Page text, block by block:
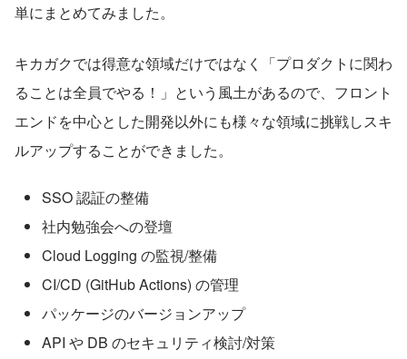
単にまとめてみました。
キカガクでは得意な領域だけではなく「プロダクトに関わ
ることは全員でやる！」という風土があるので、フロント
エンドを中心とした開発以外にも様々な領域に挑戦しスキ
ルアップすることができました。
SSO 認証の整備
社内勉強会への登壇
Cloud Logging の監視/整備
CI/CD (GitHub Actions) の管理
パッケージのバージョンアップ
API や DB のセキュリティ検討/対策